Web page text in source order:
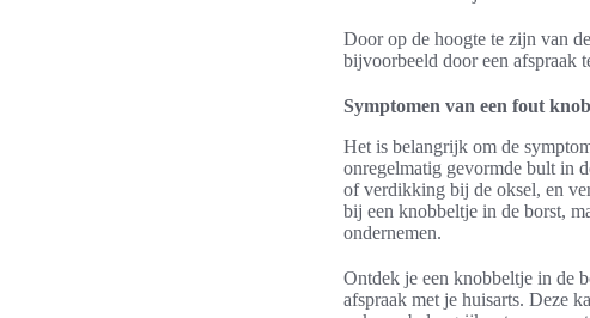
Door op de hoogte te zijn van
bijvoorbeeld door een afspraak
Symptomen van een fout
Het is belangrijk om de
onregelmatig gevormde bult in
of verdikking bij de oksel, en
bij een knobbeltje in de borst,
ondernemen.
Ontdek je een knobbeltje in de
afspraak met je huisarts. Deze